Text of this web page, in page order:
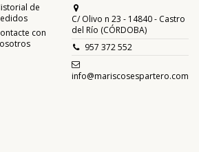
de
con
C/ Olivo n 23 - 14840 - Castro
del Río (CÓRDOBA)
957 372 552
info@mariscosespartero.com